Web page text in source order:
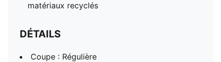
matériaux recyclés
DÉTAILS
Coupe : Régulière